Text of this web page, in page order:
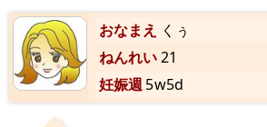
おなまえ くぅ
ねんれい21
妊娠週5w5d